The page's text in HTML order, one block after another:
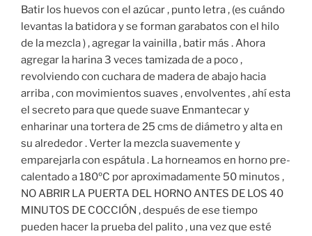
Batir los huevos con el azúcar , punto letra , (es cuándo
levantas la batidora y se forman garabatos con el hilo
de la mezcla ) , agregar la vainilla , batir más . Ahora
agregar la harina 3 veces tamizada de a poco ,
revolviendo con cuchara de madera de abajo hacia
arriba , con movimientos suaves , envolventes , ahí esta
el secreto para que quede suave Enmantecar y
enharinar una tortera de 25 cms de diámetro y alta en
su alrededor . Verter la mezcla suavemente y
emparejarla con espátula . La horneamos en horno pre-
calentado a 180ºC por aproximadamente 50 minutos ,
NO ABRIR LA PUERTA DEL HORNO ANTES DE LOS 40
MINUTOS DE COCCIÓN , después de ese tiempo
pueden hacer la prueba del palito , una vez que esté